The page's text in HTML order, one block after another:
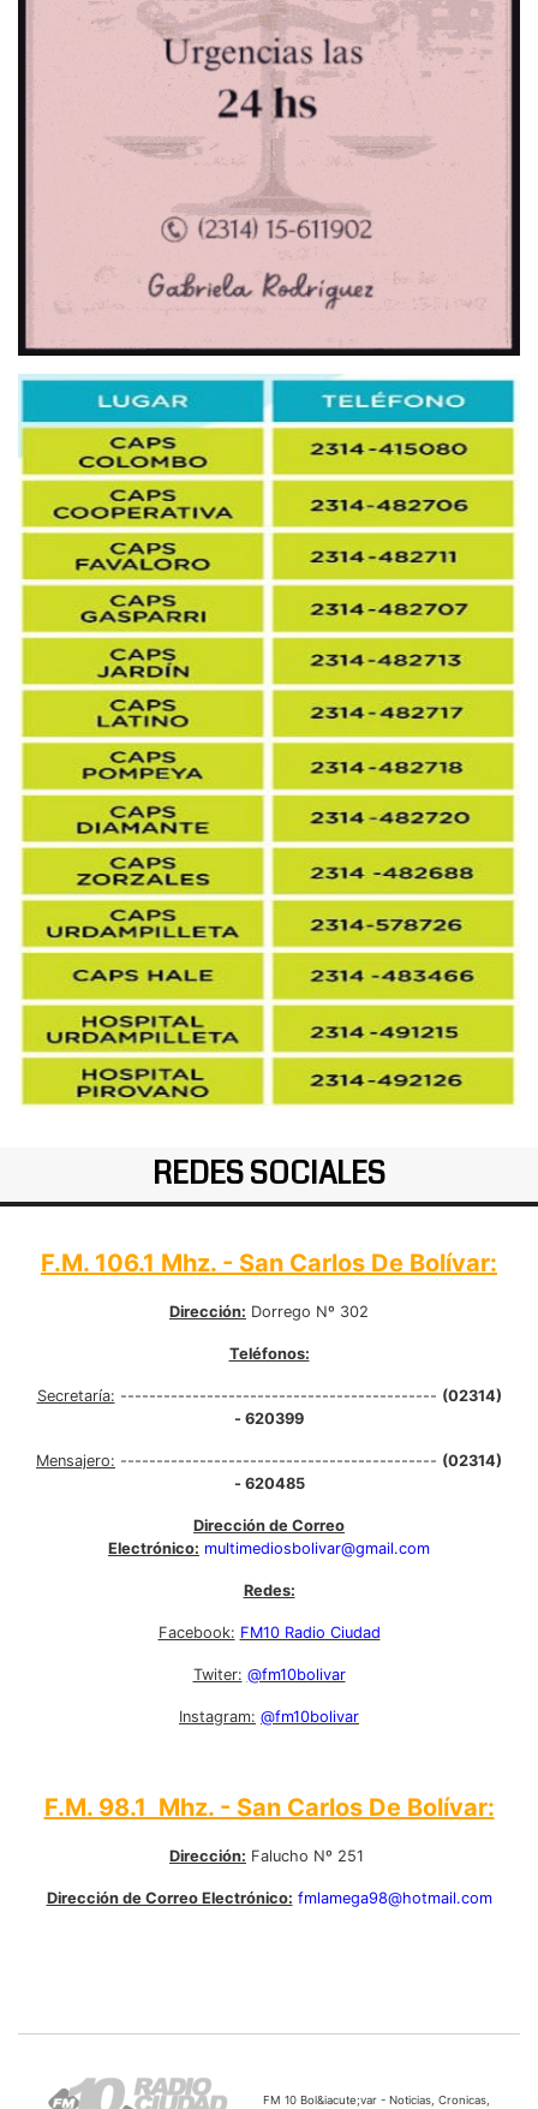
REDES SOCIALES
F.M. 106.1 Mhz. - San Carlos De Bolívar:
Dirección: Dorrego Nº 302
Teléfonos:
Secretaría: -------------------------------------------- (02314)
- 620399
Mensajero: -------------------------------------------- (02314)
- 620485
Dirección de Correo
Electrónico: multimediosbolivar@gmail.com
Redes:
Facebook: FM10 Radio Ciudad
Twiter: @fm10bolivar
Instagram: @fm10bolivar
F.M. 98.1 Mhz. - San Carlos De Bolívar:
Dirección: Falucho Nº 251
Dirección de Correo Electrónico: fmlamega98@hotmail.com
FM 10 Bol&iacute;var - Noticias, Cronicas,